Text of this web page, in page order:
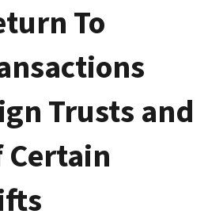
To
Trusts and
Certain